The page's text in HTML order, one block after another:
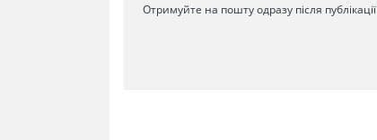
Отримуйте на пошту одразу після публікації